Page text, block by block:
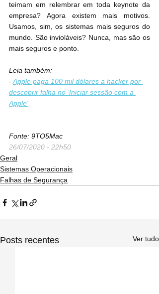
teimam em relembrar em toda keynote da
empresa? Agora existem mais motivos.
Usamos, sim, os sistemas mais seguros do
mundo. São invioláveis? Nunca, mas são os
mais seguros e ponto.
Leia também:
- Apple paga 100 mil dólares a hacker por
descobrir falha no ‘Iniciar sessão com a
Apple'
Fonte: 9TO5Mac
26/07/2020 - 22h50
Geral
Sistemas Operacionais
Falhas de Segurança
Posts recentes Ver tudo